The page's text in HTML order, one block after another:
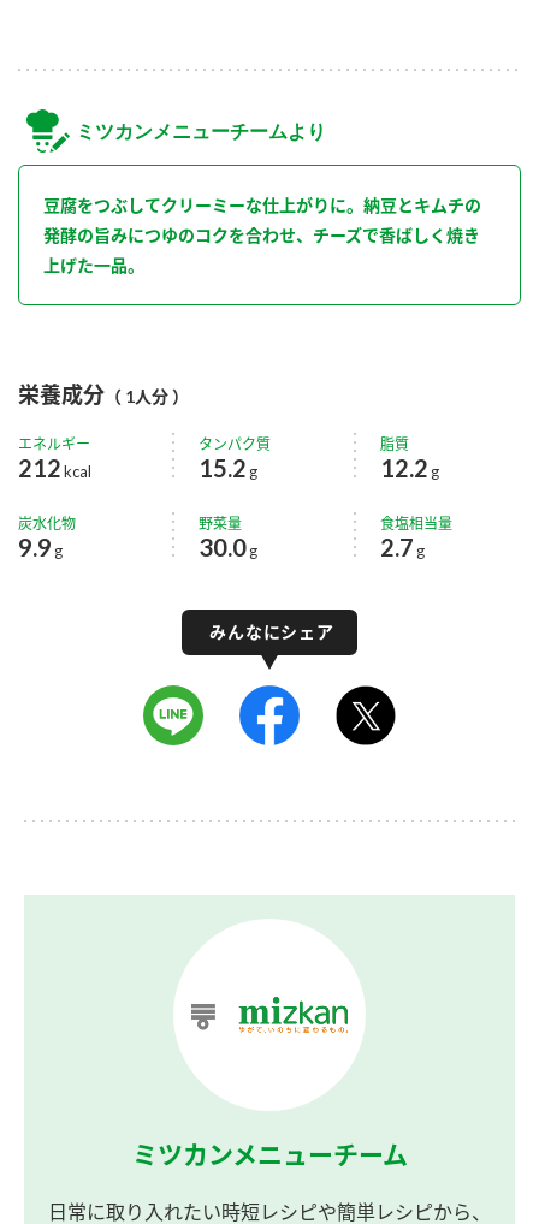
ミツカンメニューチームより
豆腐をつぶしてクリーミーな仕上がりに。納豆とキムチの
発酵の旨みにつゆのコクを合わせ、チーズで香ばしく焼き
上げた一品。
栄養成分 （ 1人分 ）
エネルギー
212kcal
タンパク質
15.2 g
脂質
12.2 g
炭水化物
9.9 g
野菜量
30.0g
食塩相当量
2.7 g
ミツカンメニューチーム
日常に取り入れたい時短レシピや簡単レシピから、